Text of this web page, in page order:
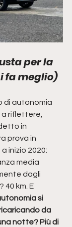
per la
fa meglio)
di autonomia
riflettere,
in
prova in
inizio 2020:
media
dagli
40 km. E
si
da
notte? Più di